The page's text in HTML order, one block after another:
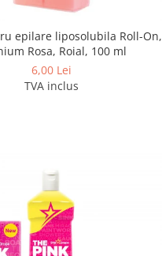
epilare liposolubila Roll-On,
Rosa, Roial, 100 ml
6,00 Lei
TVA inclus